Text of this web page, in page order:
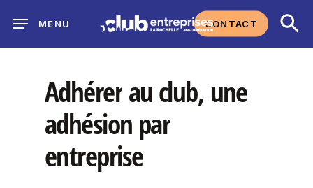
main
CONTACT
MENU
Adhérerauclub, une
adhésion par
entreprise